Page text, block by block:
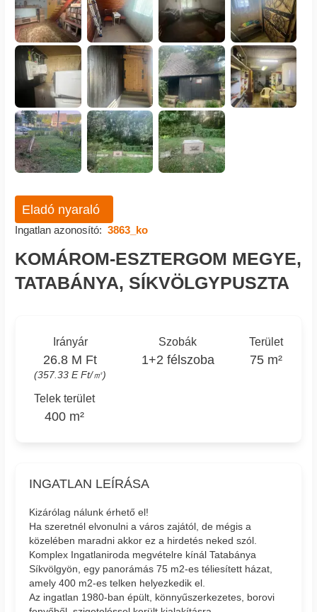
Eladó nyaraló
Ingatlan azonosító: 3863_ko
KOMÁROM-ESZTERGOM MEGYE,
TATABÁNYA, SÍKVÖLGYPUSZTA
Irányár
26.8 M Ft
(357.33 E Ft/㎡)
Szobák
1+2 félszoba
Terület
75 m²
Telek terület
400 m²
INGATLAN LEÍRÁSA
Kizárólag nálunk érhető el!
Ha szeretnél elvonulni a város zajától, de mégis a
közelében maradni akkor ez a hirdetés neked szól.
Komplex Ingatlaniroda megvételre kínál Tatabánya
Síkvölgyön, egy panorámás 75 m2-es téliesített házat,
amely 400 m2-es telken helyezkedik el.
Az ingatlan 1980-ban épült, könnyűszerkezetes, borovi